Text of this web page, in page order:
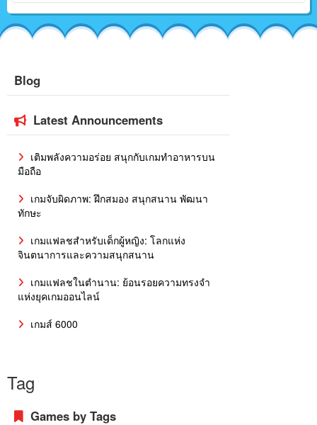
Blog
Latest Announcements
เติมพลังความอร่อย สนุกกับเกมทำอาหารบน
มือถือ
เกมจับผิดภาพ: ฝึกสมอง สนุกสนาน พัฒนา
ทักษะ
เกมแฟลชสำหรับเด็กผู้หญิง: โลกแห่ง
จินตนาการและความสนุกสนาน
เกมแฟลชในตำนาน: ย้อนรอยความทรงจำ
แห่งยุคเกมออนไลน์
เกมส์ 6000
Tag
Games by Tags